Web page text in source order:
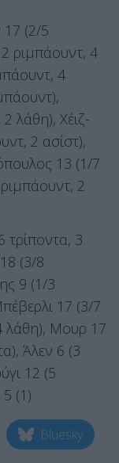
(2/5
ριμπάουντ, 4
4
λάθη), Χέιζ-
2 ασίστ),
13 (1/7
2
3
(3/8
9 (1/3
17 (3/7
λάθη), Μουρ 17
Άλεν 6 (3
12 (5
5 (1)
Bluesky